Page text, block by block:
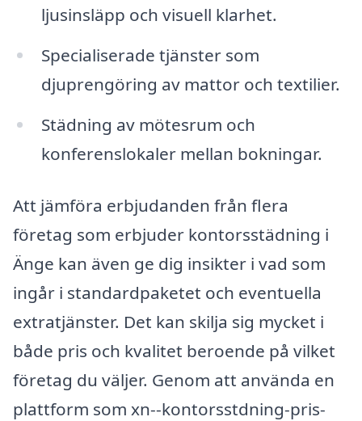
ljusinsläpp och visuell klarhet.
Specialiserade tjänster som
djuprengöring av mattor och textilier.
Städning av mötesrum och
konferenslokaler mellan bokningar.
Att jämföra erbjudanden från flera
företag som erbjuder kontorsstädning i
Änge kan även ge dig insikter i vad som
ingår i standardpaketet och eventuella
extratjänster. Det kan skilja sig mycket i
både pris och kvalitet beroende på vilket
företag du väljer. Genom att använda en
plattform som xn--kontorsstdning-pris-